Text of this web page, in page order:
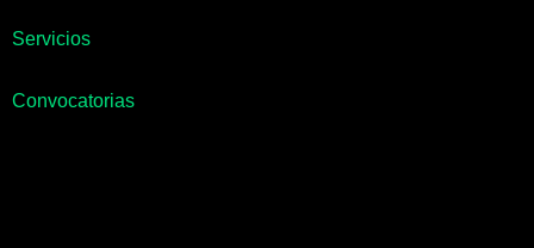
Servicios
Convocatorias